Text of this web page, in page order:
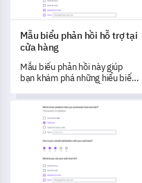
Mẫu biểu phản hồi hỗ trợ tại
cửa hàng
Mẫu biểu phản hồi này giúp
bạn khám phá những hiểu biết
cửa hàng của bạn, giúp bạn đo
lường sự hài lòng của khách
hàng một cách toàn diện.
Mẫu khảo sát đánh giá